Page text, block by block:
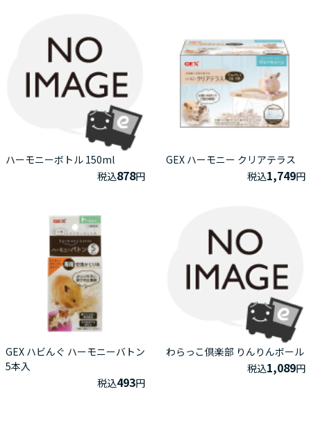
ハーモニーボトル 150ml
税込878円
GEX ハーモニー クリアテラス
税込1,749円
GEX ハビんぐ ハーモニーバトン
5本入
税込493円
わらっこ倶楽部 りんりんボール
税込1,089円